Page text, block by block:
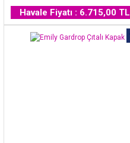
Havale Fiyatı : 6.715,00 TL